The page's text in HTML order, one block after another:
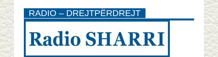
RADIO – DREJTPËRDREJT